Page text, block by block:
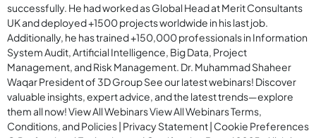
successfully. He had worked as Global Head at Merit Consultants
UK and deployed +1500 projects worldwide in his last job.
Additionally, he has trained +150,000 professionals in Information
System Audit, Artificial Intelligence, Big Data, Project
Management, and Risk Management. Dr. Muhammad Shaheer
Waqar President of 3D Group See our latest webinars! Discover
valuable insights, expert advice, and the latest trends—explore
them all now! View All Webinars View All Webinars Terms,
Conditions, and Policies | Privacy Statement | Cookie Preferences